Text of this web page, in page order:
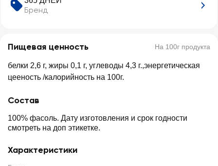
Бренд
Пищевая ценность На 100г продукта
белки 2,6 г, жиры 0,1 г, углеводы 4,3 г.,энергетическая
цееность /калорийность на 100г.
Состав
100% фасоль. Дату изготовления и срок годности
смотреть на доп этикетке.
Характеристики